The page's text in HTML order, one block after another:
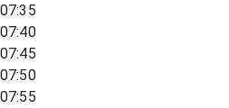
07:35
07:40
07:45
07:50
07:55